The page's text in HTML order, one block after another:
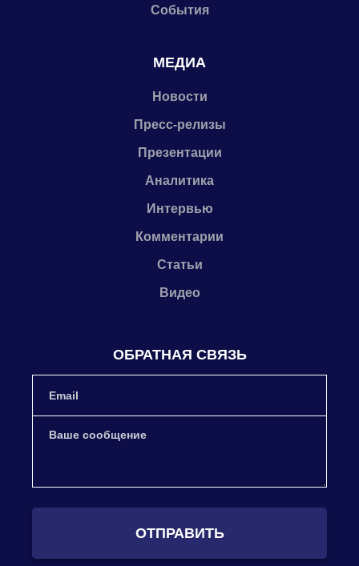
События
МЕДИА
Новости
Пресс-релизы
Презентации
Аналитика
Интервью
Комментарии
Статьи
Видео
ОБРАТНАЯ СВЯЗЬ
ОТПРАВИТЬ